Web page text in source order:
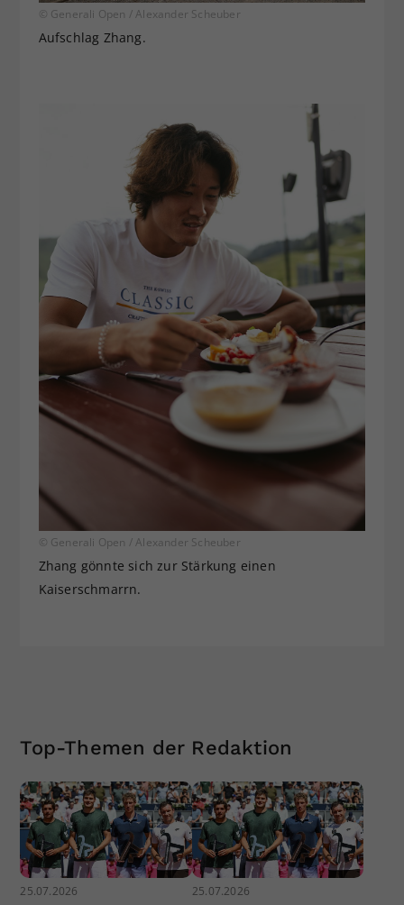
© Generali Open / Alexander Scheuber
Aufschlag Zhang.
© Generali Open / Alexander Scheuber
Zhang gönnte sich zur Stärkung einen
Kaiserschmarrn.
Top-Themen der Redaktion
25.07.2026 25.07.2026